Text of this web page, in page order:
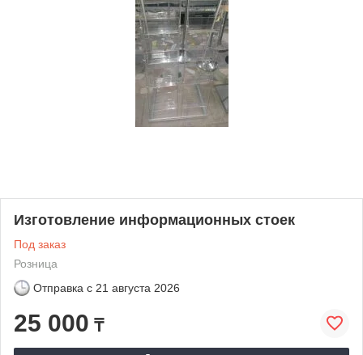
Изготовление информационных стоек
Под заказ
Розница
Отправка с 21 августа 2026
25 000 ₸